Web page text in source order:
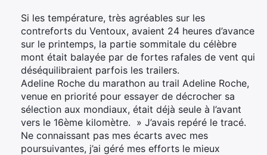
Si les température, très agréables sur les
contreforts du Ventoux, avaient 24 heures d’avance
sur le printemps, la partie sommitale du célèbre
mont était balayée par de fortes rafales de vent qui
déséquilibraient parfois les trailers.
Adeline Roche du marathon au trail Adeline Roche,
venue en priorité pour essayer de décrocher sa
sélection aux mondiaux, était déjà seule à l’avant
vers le 16ème kilomètre. » J’avais repéré le tracé.
Ne connaissant pas mes écarts avec mes
poursuivantes, j’ai géré mes efforts le mieux